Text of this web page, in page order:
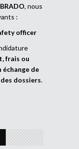
, nous
:
officer
frais ou
de
dossiers.